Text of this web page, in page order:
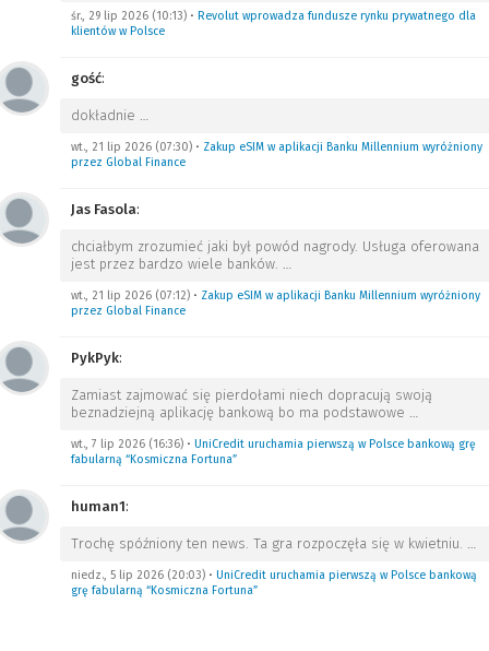
śr., 29 lip 2026 (10:13) • Revolut wprowadza fundusze rynku prywatnego dla
klientów w Polsce
gość:
dokładnie …
wt., 21 lip 2026 (07:30) • Zakup eSIM w aplikacji Banku Millennium wyróżniony
przez Global Finance
Jas Fasola:
chciałbym zrozumieć jaki był powód nagrody. Usługa oferowana
jest przez bardzo wiele banków. …
wt., 21 lip 2026 (07:12) • Zakup eSIM w aplikacji Banku Millennium wyróżniony
przez Global Finance
PykPyk:
Zamiast zajmować się pierdołami niech dopracują swoją
beznadziejną aplikację bankową bo ma podstawowe …
wt., 7 lip 2026 (16:36) • UniCredit uruchamia pierwszą w Polsce bankową grę
fabularną “Kosmiczna Fortuna”
human1:
Trochę spóźniony ten news. Ta gra rozpoczęła się w kwietniu. …
niedz., 5 lip 2026 (20:03) • UniCredit uruchamia pierwszą w Polsce bankową
grę fabularną “Kosmiczna Fortuna”